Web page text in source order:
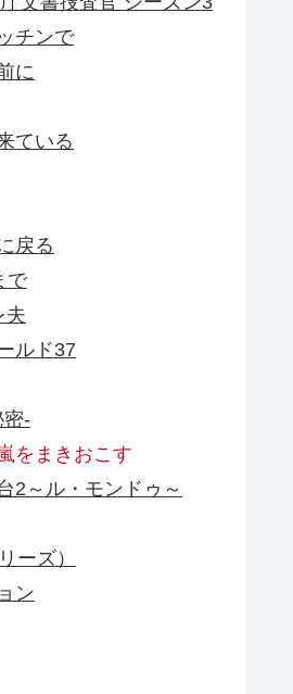
チンで
に
ている
戻る
で
夫
ルド37
密-
をまきおこす
2～ル・モンドゥ～
ーズ）
ン